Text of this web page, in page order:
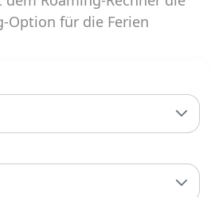
Hotspots und Smart
im neuen Design
Option für die Ferien